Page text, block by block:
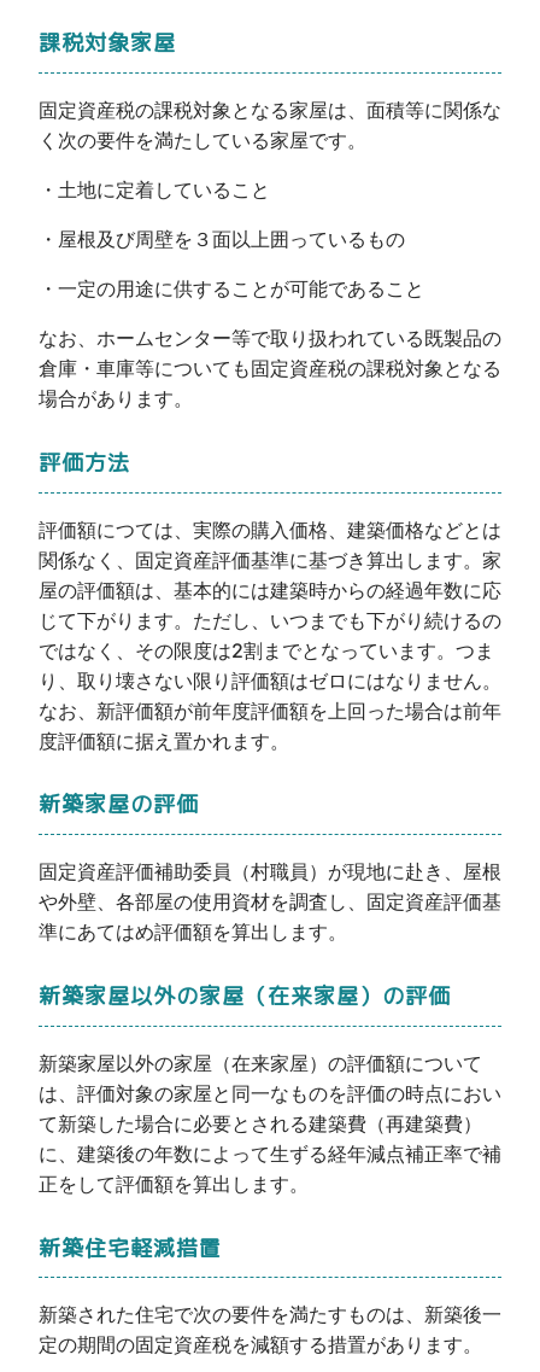
課税対象家屋
固定資産税の課税対象となる家屋は、面積等に関係な
く次の要件を満たしている家屋です。
・土地に定着していること
・屋根及び周壁を３面以上囲っているもの
・一定の用途に供することが可能であること
なお、ホームセンター等で取り扱われている既製品の
倉庫・車庫等についても固定資産税の課税対象となる
場合があります。
評価方法
評価額につては、実際の購入価格、建築価格などとは
関係なく、固定資産評価基準に基づき算出します。家
屋の評価額は、基本的には建築時からの経過年数に応
じて下がります。ただし、いつまでも下がり続けるの
ではなく、その限度は2割までとなっています。つま
り、取り壊さない限り評価額はゼロにはなりません。
なお、新評価額が前年度評価額を上回った場合は前年
度評価額に据え置かれます。
新築家屋の評価
固定資産評価補助委員（村職員）が現地に赴き、屋根
や外壁、各部屋の使用資材を調査し、固定資産評価基
準にあてはめ評価額を算出します。
新築家屋以外の家屋（在来家屋）の評価
新築家屋以外の家屋（在来家屋）の評価額について
は、評価対象の家屋と同一なものを評価の時点におい
て新築した場合に必要とされる建築費（再建築費）
に、建築後の年数によって生ずる経年減点補正率で補
正をして評価額を算出します。
新築住宅軽減措置
新築された住宅で次の要件を満たすものは、新築後一
定の期間の固定資産税を減額する措置があります。